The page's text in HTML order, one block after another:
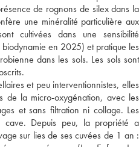
de rognons de silex dans la
une minéralité particulière aux
cultivées dans une sensibilité
en 2025) et pratique les
dans les sols. Les sols sont
et peu interventionnistes, elles
de la micro-oxygénation, avec les
et sans filtration ni collage. Les
cave. Depuis peu, la propriété a
sur lies de ses cuvées de 1 an :